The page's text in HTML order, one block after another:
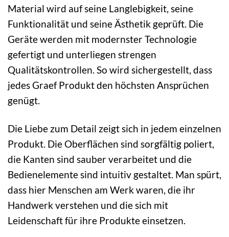
Material wird auf seine Langlebigkeit, seine
Funktionalität und seine Ästhetik geprüft. Die
Geräte werden mit modernster Technologie
gefertigt und unterliegen strengen
Qualitätskontrollen. So wird sichergestellt, dass
jedes Graef Produkt den höchsten Ansprüchen
genügt.
Die Liebe zum Detail zeigt sich in jedem einzelnen
Produkt. Die Oberflächen sind sorgfältig poliert,
die Kanten sind sauber verarbeitet und die
Bedienelemente sind intuitiv gestaltet. Man spürt,
dass hier Menschen am Werk waren, die ihr
Handwerk verstehen und die sich mit
Leidenschaft für ihre Produkte einsetzen.